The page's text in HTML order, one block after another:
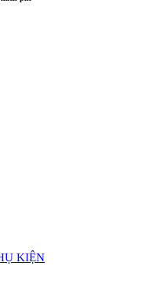
KIỆN